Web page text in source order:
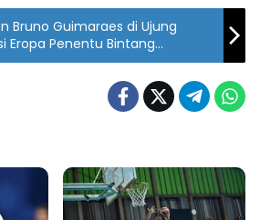
Bruno Guimaraes di Ujung
Eropa Penentu Bintang